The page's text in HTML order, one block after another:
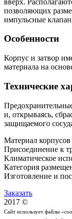
позволяющих
импульсные
Особенности
Корпус и затвор
материала на
Технические
и, открываясь,
защищаемого
Материал
Присоединение к
Климатическое
Категория
Изготовление и
Заказать
2017 ©
Сайт использует файлы